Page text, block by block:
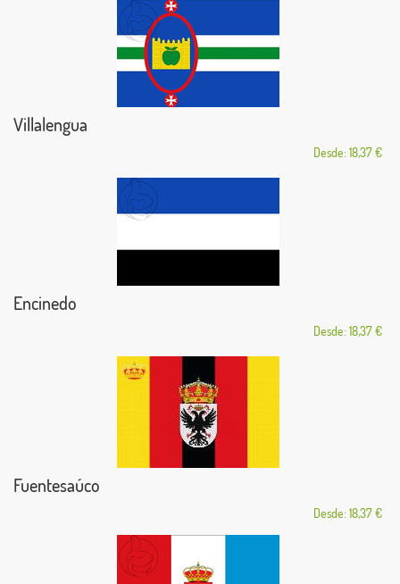
Villalengua
Desde: 18,37 €
Encinedo
Desde: 18,37 €
Fuentesaúco
Desde: 18,37 €